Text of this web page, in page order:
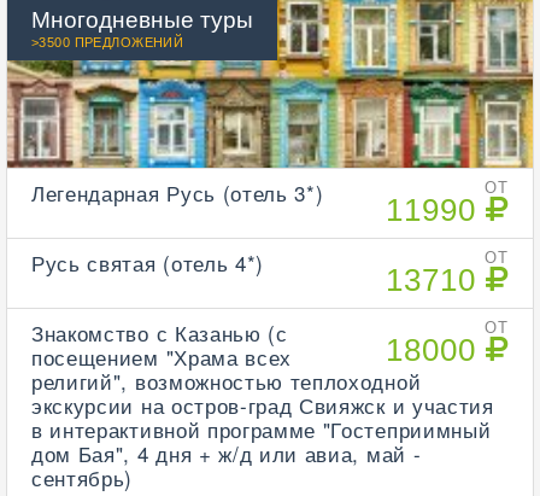
Многодневные туры
>3500 ПРЕДЛОЖЕНИЙ
ОТ
11990
Легендарная Русь (отель 3*)
ОТ
13710
Русь святая (отель 4*)
ОТ
18000
Знакомство с Казанью (с
посещением "Храма всех
религий", возможностью теплоходной
экскурсии на остров-град Свияжск и участия
в интерактивной программе "Гостеприимный
дом Бая", 4 дня + ж/д или авиа, май -
сентябрь)